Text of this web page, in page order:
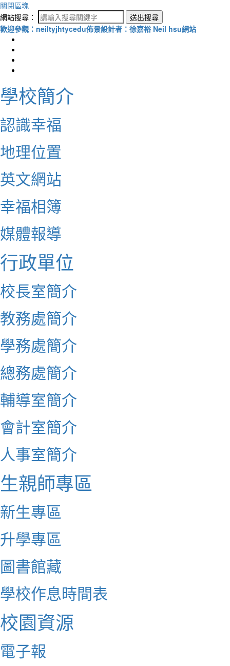
關閉區塊
網站搜尋：
送出搜尋
歡迎參觀：neiltyjhtycedu佈景設計者：徐嘉裕 Neil hsu網站
學校簡介
認識幸福
地理位置
英文網站
幸福相簿
媒體報導
行政單位
校長室簡介
教務處簡介
學務處簡介
總務處簡介
輔導室簡介
會計室簡介
人事室簡介
生親師專區
新生專區
升學專區
圖書館藏
學校作息時間表
校園資源
電子報